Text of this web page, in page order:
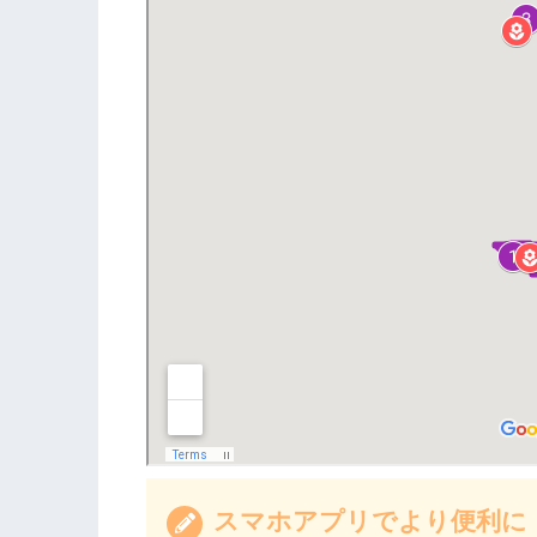
スマホアプリでより便利に